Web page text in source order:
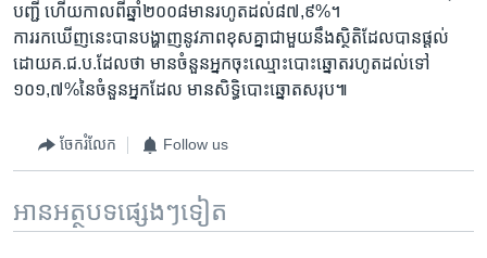
បញ្ជី​ ហើយ​កាលពី​ឆ្នាំ​២០០៨​មាន​រហូត​ដល់​៨៧,៩%។​
ការ​រក​ឃើញនេះ​បាន​បង្ហាញ​នូវភាព​ខុសគ្នា​ជាមួយ​នឹង​ស្ថិតិ​ដែល​បាន​ផ្តល់​
ដោយ​គ.ជ.ប.​ដែល​ថា ​មាន​ចំនួន​អ្នក​ចុះ​ឈ្មោះ​បោះ​ឆ្នោត​រហូត​ដល់​ទៅ​
១០១,៧%​នៃ​ចំនួន​អ្នក​ដែល ​មាន​សិទ្ធិ​បោះឆ្នោត​សរុប៕
ចែករំលែក Follow us
អានអត្ថបទផ្សេងៗទៀត